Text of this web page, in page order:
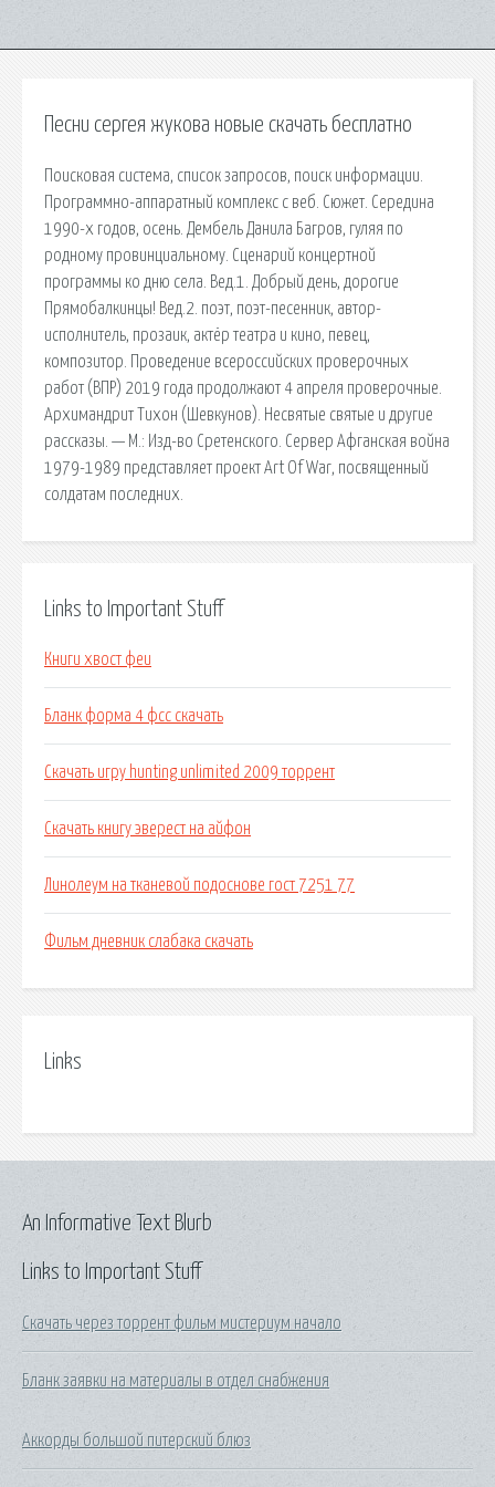
Песни сергея жукова новые скачать бесплатно
Поисковая сиcтема, список запросов, поиск информации.
Программно-аппаратный комплекс с веб. Сюжет. Середина
1990-х годов, осень. Дембель Данила Багров, гуляя по
родному провинциальному. Сценарий концертной
программы ко дню села. Вед.1. Добрый день, дорогие
Прямобалкинцы! Вед.2. поэт, поэт-песенник, автор-
исполнитель, прозаик, актёр театра и кино, певец,
композитор. Проведение всероссийских проверочных
работ (ВПР) 2019 года продолжают 4 апреля проверочные.
Архимандрит Тихон (Шевкунов). Несвятые святые и другие
рассказы. — М.: Изд-во Сретенского. Сервер Афганская война
1979-1989 представляет проект Art Of War, посвященный
солдатам последних.
Links to Important Stuff
Книги хвост феи
Бланк форма 4 фсс скачать
Скачать игру hunting unlimited 2009 торрент
Скачать книгу эверест на айфон
Линолеум на тканевой подоснове гост 7251 77
Фильм дневник слабака скачать
Links
Links to Important Stuff
Скачать через торрент фильм мистериум начало
Бланк заявки на материалы в отдел снабжения
Аккорды большой питерский блюз
An Informative Text Blurb